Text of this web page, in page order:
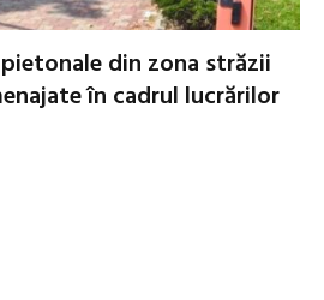
din zona străzii
în cadrul lucrărilor